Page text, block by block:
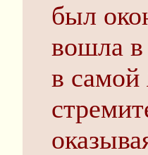
был
вошла в
в самой